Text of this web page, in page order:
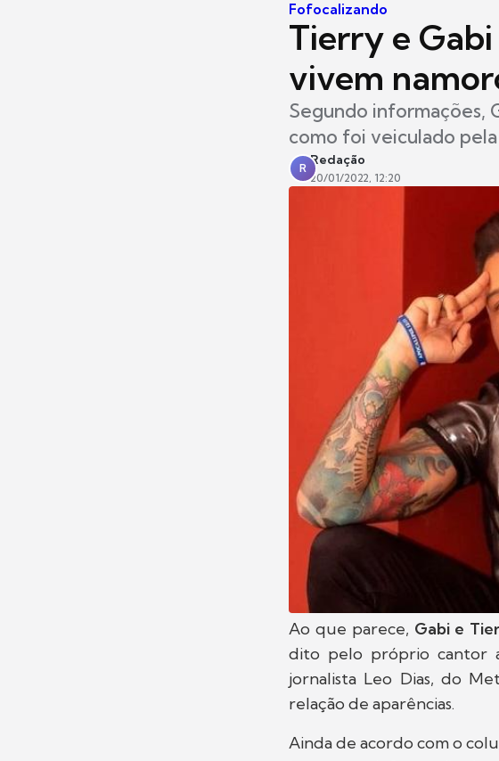
Fofocalizando
Tierry e
vivem
Segundo informações,
como foi veiculado
R
Redação
20/01/2022, 12:20
Ao que parece, Gabi e
dito pelo próprio cantor
jornalista Leo Dias, do
relação de aparências.
Ainda de acordo com o